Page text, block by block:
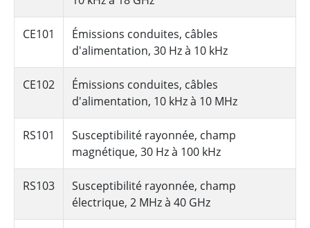
CE101
Émissions conduites, câbles
d'alimentation, 30 Hz à 10 kHz
CE102
Émissions conduites, câbles
d'alimentation, 10 kHz à 10 MHz
RS101
Susceptibilité rayonnée, champ
magnétique, 30 Hz à 100 kHz
RS103
Susceptibilité rayonnée, champ
électrique, 2 MHz à 40 GHz